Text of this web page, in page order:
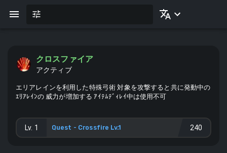
クロスファイア
アクティブ
エリアレインを利用した特殊弓術 対象を攻撃すると共に発動中の
ｴﾘｱﾚｲﾝの 威力が増加する ｱｲﾃﾑﾃﾞｨﾚｲ中は使用不可
Lv. 1 Quest - Crossfire Lv.1 240